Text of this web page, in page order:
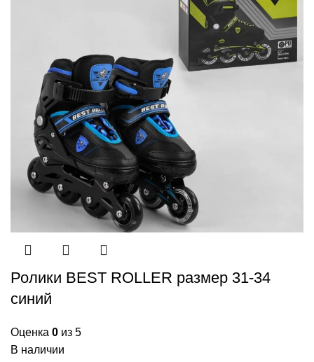
Ролики BEST ROLLER размер 31-34
синий
Оценка 0 из 5
В наличии